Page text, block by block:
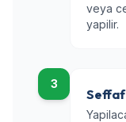
veya
yapilir.
3